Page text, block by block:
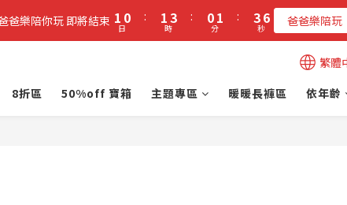
立即加入PIPPY會員即贈$100元購物金!
爸樂陪你玩 即將結束 1
0
0
日
:
1
0
3
2
時
:
01
0
分
:
3
2
5
4
1
0
秒 爸爸樂陪玩
繁體
8折區
50%off 寶箱 主題專區 暖暖長褲區 依年齡